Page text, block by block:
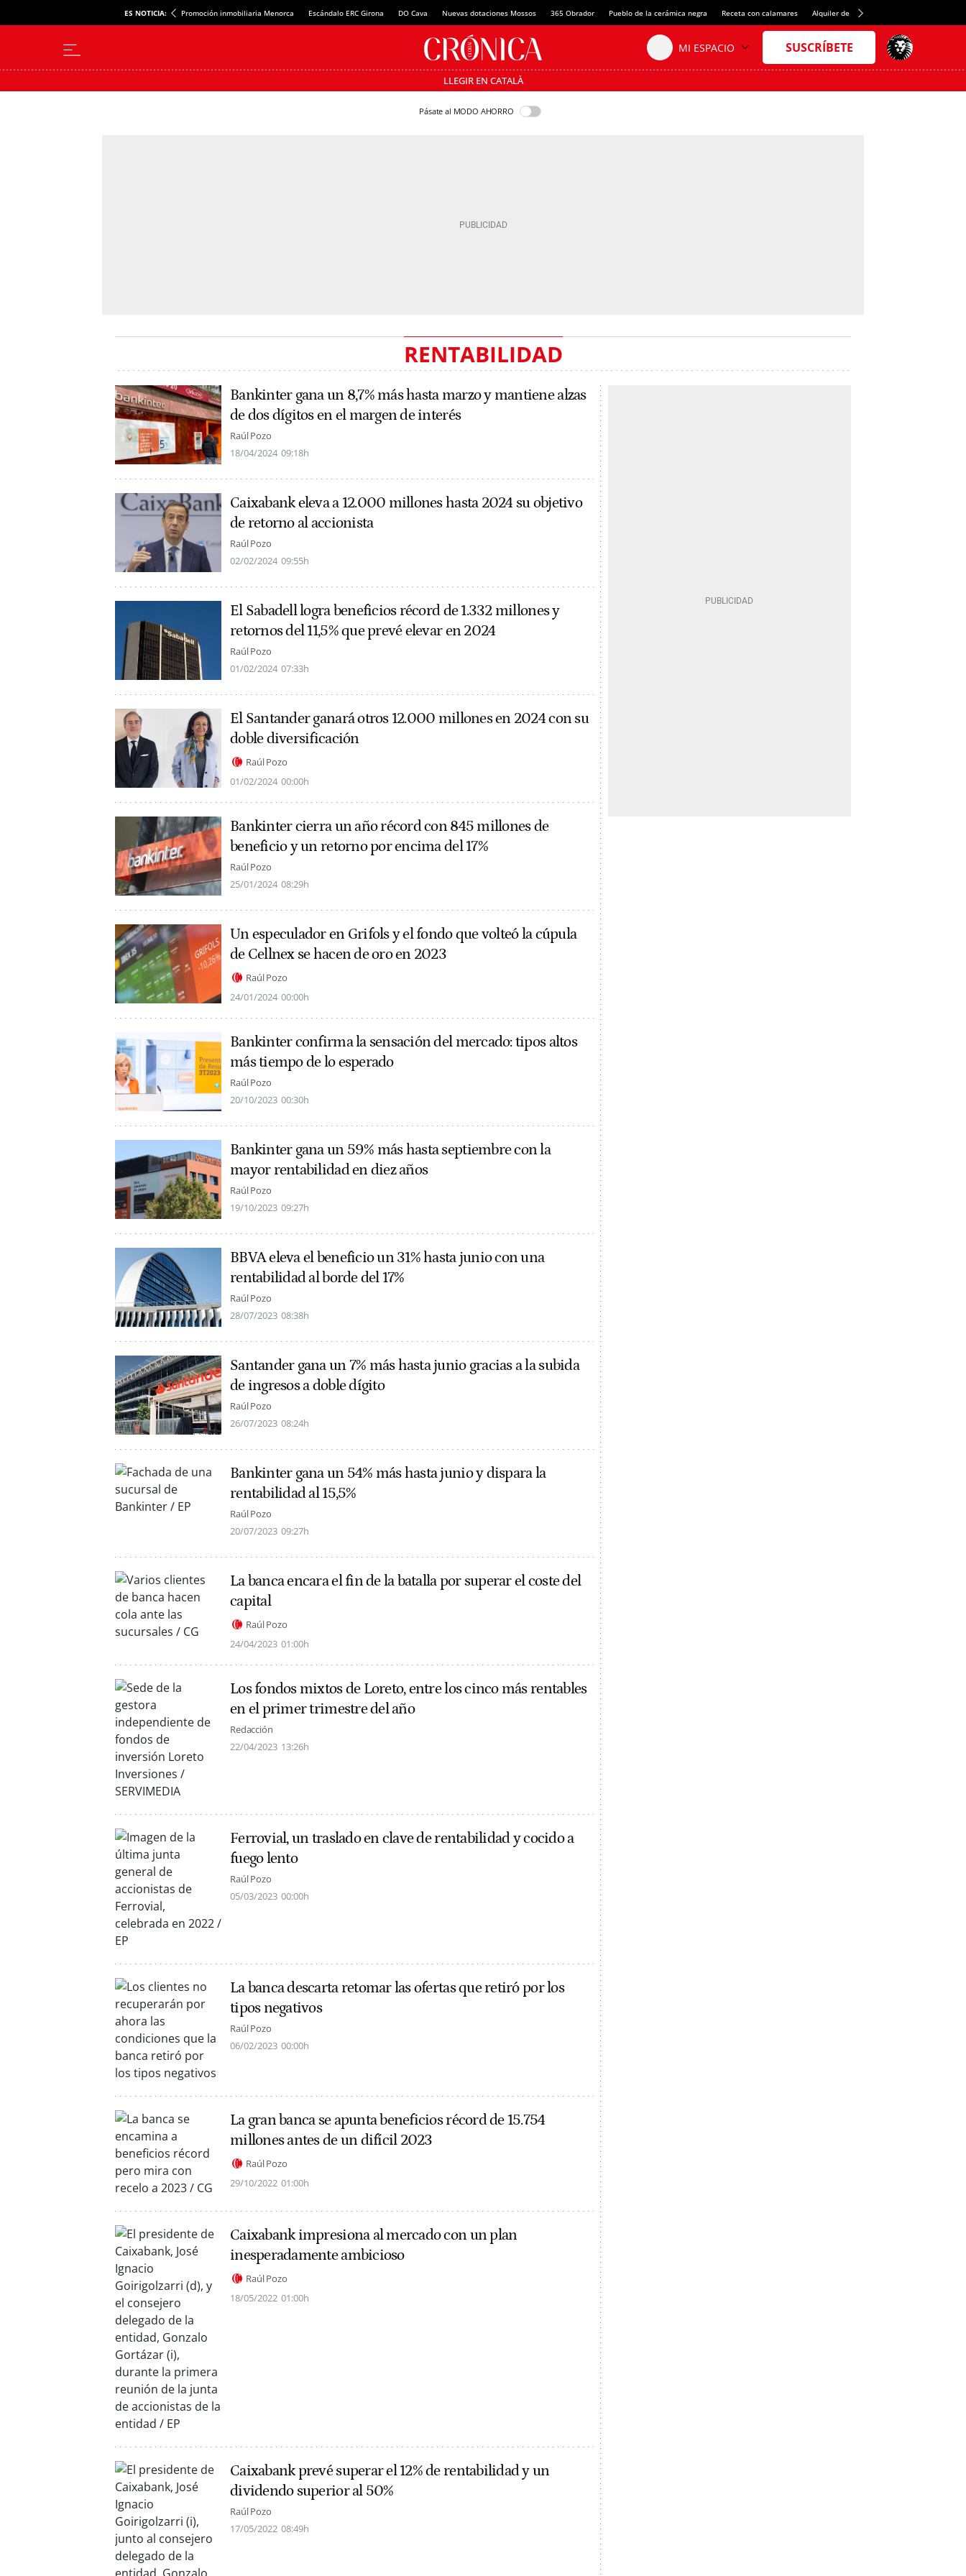
ES NOTICIA: Promoción inmobiliaria Menorca Escándalo ERC Girona DO Cava Nuevas dotaciones Mossos 365 Obrador Pueblo de la cerámica negra Receta con calamares Alquiler de habitaciones en España
LLEGIR EN CATALÀ
Pásate al MODO AHORRO
RENTABILIDAD
Bankinter gana un 8,7% más hasta marzo y mantiene alzas
de dos dígitos en el margen de interés
Raúl Pozo
18/04/2024 09:18h
Caixabank eleva a 12.000 millones hasta 2024 su objetivo
de retorno al accionista
Raúl Pozo
02/02/2024 09:55h
El Sabadell logra beneficios récord de 1.332 millones y
retornos del 11,5% que prevé elevar en 2024
Raúl Pozo
01/02/2024 07:33h
El Santander ganará otros 12.000 millones en 2024 con su
doble diversificación
Raúl Pozo
01/02/2024 00:00h
Bankinter cierra un año récord con 845 millones de
beneficio y un retorno por encima del 17%
Raúl Pozo
25/01/2024 08:29h
Un especulador en Grifols y el fondo que volteó la cúpula
de Cellnex se hacen de oro en 2023
Raúl Pozo
24/01/2024 00:00h
Bankinter confirma la sensación del mercado: tipos altos
más tiempo de lo esperado
Raúl Pozo
20/10/2023 00:30h
Bankinter gana un 59% más hasta septiembre con la
mayor rentabilidad en diez años
Raúl Pozo
19/10/2023 09:27h
BBVA eleva el beneficio un 31% hasta junio con una
rentabilidad al borde del 17%
Raúl Pozo
28/07/2023 08:38h
Santander gana un 7% más hasta junio gracias a la subida
de ingresos a doble dígito
Raúl Pozo
26/07/2023 08:24h
Bankinter gana un 54% más hasta junio y dispara la
rentabilidad al 15,5%
Raúl Pozo
20/07/2023 09:27h
La banca encara el fin de la batalla por superar el coste del
capital
Raúl Pozo
24/04/2023 01:00h
Los fondos mixtos de Loreto, entre los cinco más rentables
en el primer trimestre del año
Redacción
22/04/2023 13:26h
Ferrovial, un traslado en clave de rentabilidad y cocido a
fuego lento
Raúl Pozo
05/03/2023 00:00h
La banca descarta retomar las ofertas que retiró por los
tipos negativos
Raúl Pozo
06/02/2023 00:00h
La gran banca se apunta beneficios récord de 15.754
millones antes de un difícil 2023
Raúl Pozo
29/10/2022 01:00h
Caixabank impresiona al mercado con un plan
inesperadamente ambicioso
Raúl Pozo
18/05/2022 01:00h
Caixabank prevé superar el 12% de rentabilidad y un
dividendo superior al 50%
Raúl Pozo
17/05/2022 08:49h